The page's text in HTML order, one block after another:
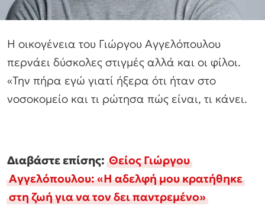
Η οικογένεια του Γιώργου Αγγελόπουλου
περνάει δύσκολες στιγμές αλλά και οι φίλοι.
«Την πήρα εγώ γιατί ήξερα ότι ήταν στο
νοσοκομείο και τι ρώτησα πώς είναι, τι κάνει.
Διαβάστε επίσης:Θείος Γιώργου
Αγγελόπουλου: «Η αδελφή μου κρατήθηκε
στη ζωή για να τον δει παντρεμένο»